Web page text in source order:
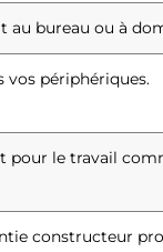
au bureau ou à
périphériques.
pour le travail
constructeur